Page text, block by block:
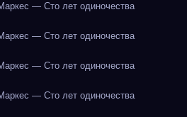
— Сто лет одиночества
— Сто лет одиночества
— Сто лет одиночества
— Сто лет одиночества